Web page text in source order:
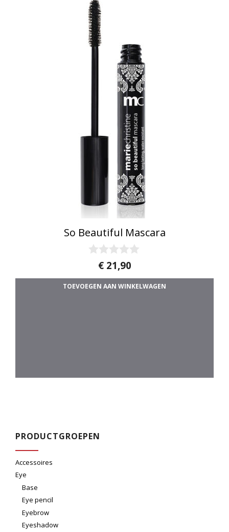
So Beautiful Mascara
a
n
€21,90
TOEVOEGEN AAN WINKELWAGEN
PRODUCTGROEPEN
Accessoires
Eye
Base
Eye pencil
Eyebrow
Eyeshadow